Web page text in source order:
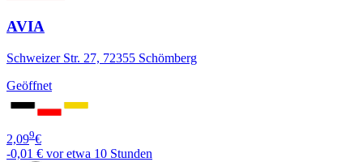
AVIA
Schweizer Str. 27, 72355 Schömberg
Geöffnet
2,099€
-0,01 € vor etwa 10 Stunden